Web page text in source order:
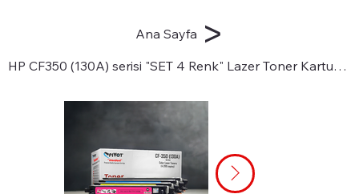
Ana Sayfa >
HP CF350 (130A) serisi "SET 4 Renk" Lazer Toner Kartuşları için